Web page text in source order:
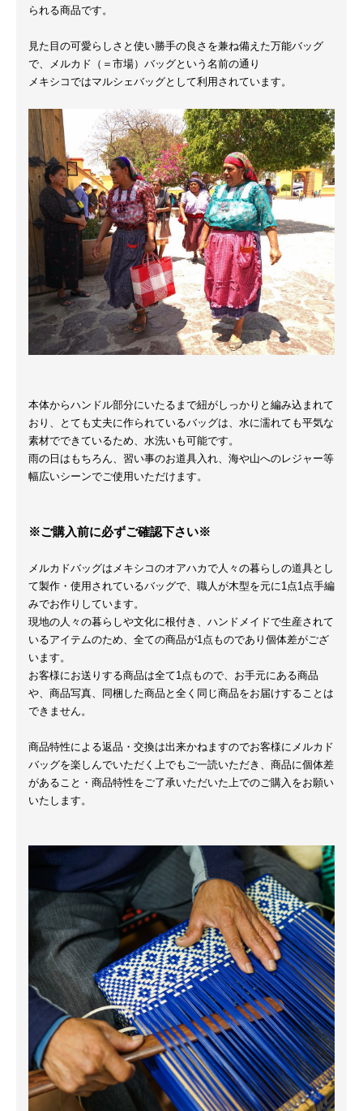
られる商品です。
見た目の可愛らしさと使い勝手の良さを兼ね備えた万能バッグ
で、メルカド（＝市場）バッグという名前の通り
メキシコではマルシェバッグとして利用されています。
本体からハンドル部分にいたるまで紐がしっかりと編み込まれて
おり、とても丈夫に作られているバッグは、水に濡れても平気な
素材でできているため、水洗いも可能です。
雨の日はもちろん、習い事のお道具入れ、海や山へのレジャー等
幅広いシーンでご使用いただけます。
※ご購入前に必ずご確認下さい※
メルカドバッグはメキシコのオアハカで人々の暮らしの道具とし
て製作・使用されているバッグで、職人が木型を元に1点1点手編
みでお作りしています。
現地の人々の暮らしや文化に根付き、ハンドメイドで生産されて
いるアイテムのため、全ての商品が1点ものであり個体差がござ
います。
お客様にお送りする商品は全て1点もので、お手元にある商品
や、商品写真、同梱した商品と全く同じ商品をお届けすることは
できません。
商品特性による返品・交換は出来かねますのでお客様にメルカド
バッグを楽しんでいただく上でもご一読いただき、商品に個体差
があること・商品特性をご了承いただいた上でのご購入をお願い
いたします。